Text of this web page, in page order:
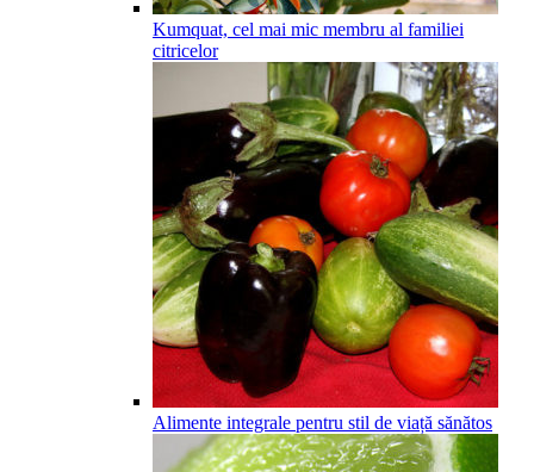
Kumquat, cel mai mic membru al familiei
citricelor
Alimente integrale pentru stil de viață sănătos